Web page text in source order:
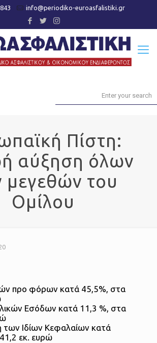
info@periodiko-euroasfalistiki.gr
Πίστη:
αύξηση όλων
μεγεθών του
Ομίλου
προ φόρων κατά 45,5%, στα
Εσόδων κατά 11,3 %, στα
των Ιδίων Κεφαλαίων κατά
εκ. ευρώ